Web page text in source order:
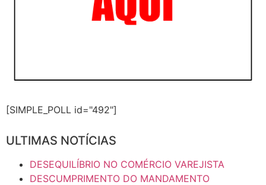
[SIMPLE_POLL id="492"]
ULTIMAS NOTÍCIAS
DESEQUILÍBRIO NO COMÉRCIO VAREJISTA
DESCUMPRIMENTO DO MANDAMENTO